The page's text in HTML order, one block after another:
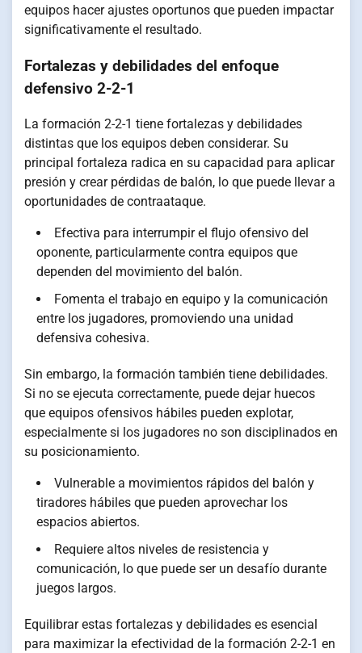
equipos hacer ajustes oportunos que pueden impactar
significativamente el resultado.
Fortalezas y debilidades del enfoque
defensivo 2-2-1
La formación 2-2-1 tiene fortalezas y debilidades
distintas que los equipos deben considerar. Su
principal fortaleza radica en su capacidad para aplicar
presión y crear pérdidas de balón, lo que puede llevar a
oportunidades de contraataque.
Efectiva para interrumpir el flujo ofensivo del
oponente, particularmente contra equipos que
dependen del movimiento del balón.
Fomenta el trabajo en equipo y la comunicación
entre los jugadores, promoviendo una unidad
defensiva cohesiva.
Sin embargo, la formación también tiene debilidades.
Si no se ejecuta correctamente, puede dejar huecos
que equipos ofensivos hábiles pueden explotar,
especialmente si los jugadores no son disciplinados en
su posicionamiento.
Vulnerable a movimientos rápidos del balón y
tiradores hábiles que pueden aprovechar los
espacios abiertos.
Requiere altos niveles de resistencia y
comunicación, lo que puede ser un desafío durante
juegos largos.
Equilibrar estas fortalezas y debilidades es esencial
para maximizar la efectividad de la formación 2-2-1 en